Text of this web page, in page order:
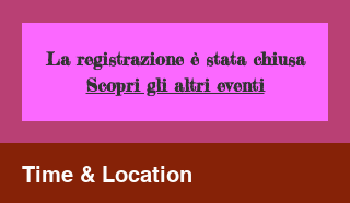
La registrazione è stata chiusa
Scopri gli altri eventi
Time & Location